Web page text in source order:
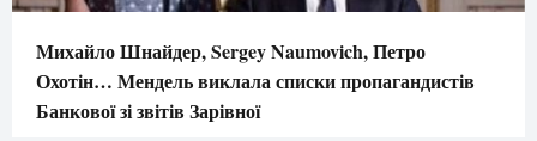
Михайло Шнайдер, Sergey Naumovich, Петро
Охотін… Мендель виклала списки пропагандистів
Банкової зі звітів Зарівної